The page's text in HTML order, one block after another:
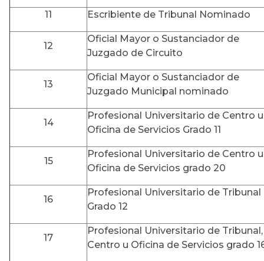
11 Escribiente de Tribunal Nominado
12
Oficial Mayor o Sustanciador de
Juzgado de Circuito
13
Oficial Mayor o Sustanciador de
Juzgado Municipal nominado
14
Profesional Universitario de Centro u
Oficina de Servicios Grado 11
15
Profesional Universitario de Centro u
Oficina de Servicios grado 20
16
Profesional Universitario de Tribunal
Grado 12
17
Profesional Universitario de Tribunal,
Centro u Oficina de Servicios grado